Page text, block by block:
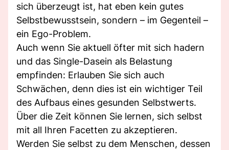
sich überzeugt ist, hat eben kein gutes
Selbstbewusstsein, sondern – im Gegenteil –
ein Ego-Problem.
Auch wenn Sie aktuell öfter mit sich hadern
und das Single-Dasein als Belastung
empfinden: Erlauben Sie sich auch
Schwächen, denn dies ist ein wichtiger Teil
des Aufbaus eines gesunden Selbstwerts.
Über die Zeit können Sie lernen, sich selbst
mit all Ihren Facetten zu akzeptieren.
Werden Sie selbst zu dem Menschen, dessen